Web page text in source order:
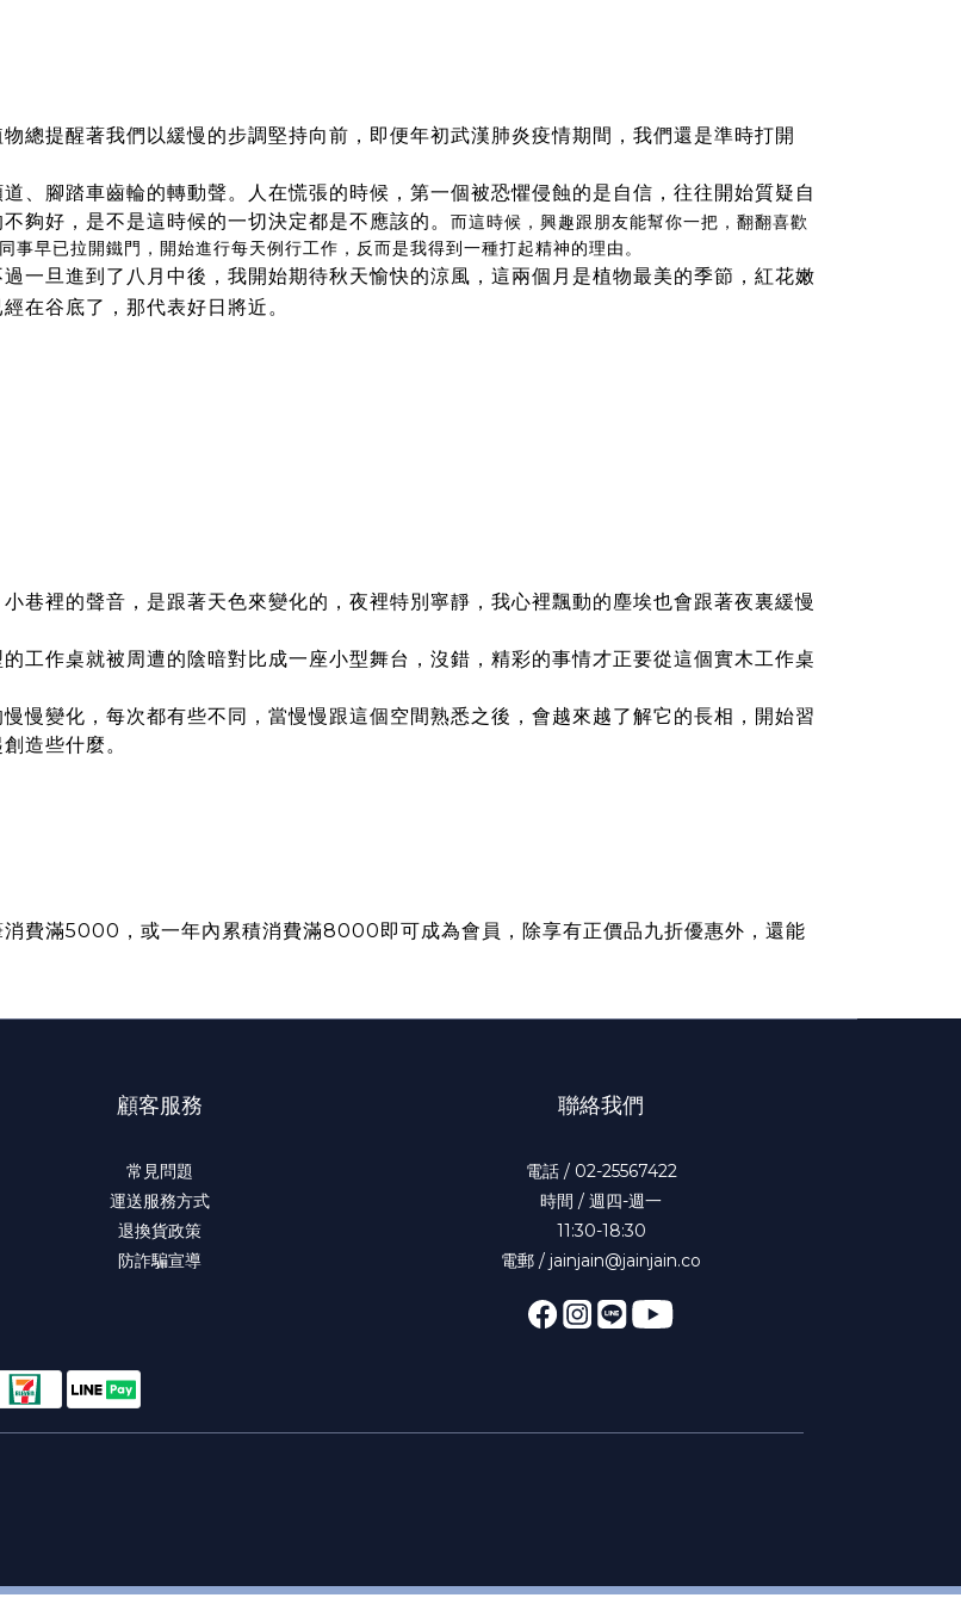
總提醒著我們以緩慢的步調堅持向前，即便年初武漢肺炎疫情期間，我們還是準時打開
、腳踏車齒輪的轉動聲。人在慌張的時候，第一個被恐懼侵蝕的是自信，往往開始質疑自
夠好，是不是這時候的一切決定都是不應該的。 而這時候，興趣跟朋友能幫你一把，翻翻喜歡
早已拉開鐵門，開始進行每天例行工作，反而是我得到一種打起精神的理由。
一旦進到了八月中後，我開始期待秋天愉快的涼風，這兩個月是植物最美的季節，紅花嫩
在谷底了，那代表好日將近。
巷裡的聲音，是跟著天色來變化的，夜裡特別寧靜，我心裡飄動的塵埃也會跟著夜裏緩慢
工作桌就被周遭的陰暗對比成一座小型舞台，沒錯，精彩的事情才正要從這個實木工作桌
慢變化，每次都有些不同，當慢慢跟這個空間熟悉之後，會越來越了解它的長相，開始習
造些什麼。
費滿5000，或一年內累積消費滿8000即可成為會員，除享有正價品九折優惠外，還能
顧客服務
常見問題
運送服務方式
退換貨政策
防詐騙宣導
聯絡我們
電話 / 02-25567422
時間 / 週四-週一
11:30-18:30
電郵 / jainjain@jainjain.co